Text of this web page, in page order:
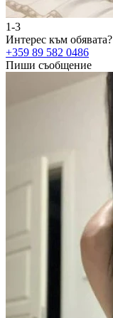
1-3
Интерес към обявата?
+359 89 582 0486
Пиши съобщение